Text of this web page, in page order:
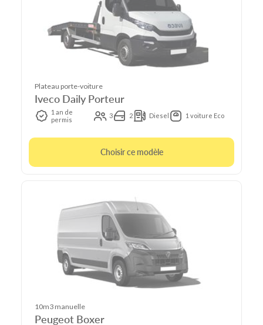
Plateau porte-voiture
Iveco Daily Porteur
1 an de
permis
3 2 Diesel 1 voiture Eco
Choisir ce modèle
10m3 manuelle
Peugeot Boxer